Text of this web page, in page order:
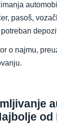
pasoš,
o najmu,
od